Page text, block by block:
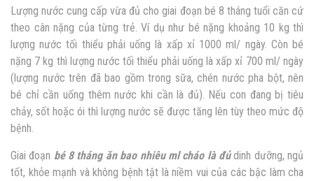
Lượng nước cung cấp vừa đủ cho giai đoạn bé 8 tháng tuổi căn cứ
theo cân nặng của từng trẻ. Ví dụ như bé nặng khoảng 10 kg thì
lượng nước tối thiểu phải uống là xấp xỉ 1000 ml/ ngày. Còn bé
nặng 7 kg thì lượng nước tối thiểu phải uống là xấp xỉ 700 ml/ ngày
(lượng nước trên đã bao gồm trong sữa, chén nước pha bột, nên
bé chỉ cần uống thêm nước khi cần là đủ). Nếu con đang bị tiêu
chảy, sốt hoặc ói thì lượng nước sẽ được tăng lên tùy theo mức độ
bệnh.
Giai đoạn bé 8 tháng ăn bao nhiêu ml cháo là đủdinh dưỡng, ngủ
tốt, khỏe mạnh và không bệnh tật là niềm vui của các bậc làm cha